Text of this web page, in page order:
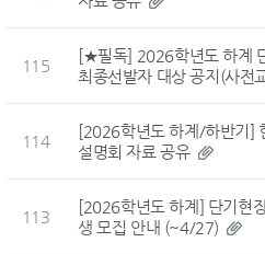
115
[★필독] 2026학년도 하계
최종선발자 대상 공지(사전
114
[2026학년도 하계/하반기]
설명회 자료 공유
113
[2026학년도 하계] 단기현
생 모집 안내 (~4/27)